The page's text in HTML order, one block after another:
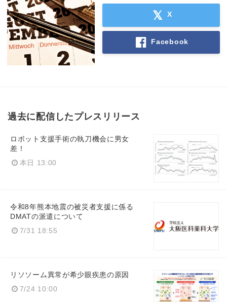
X
Facebook
過去に配信したプレスリリース
ロボット支援手術の執刀機会に男女
差！
本日 13:00
令和8年熊本地震の被災者支援に係る
DMATの派遣について
7/31 18:55
リソソーム異常が希少眼疾患の原因
7/24 10:00